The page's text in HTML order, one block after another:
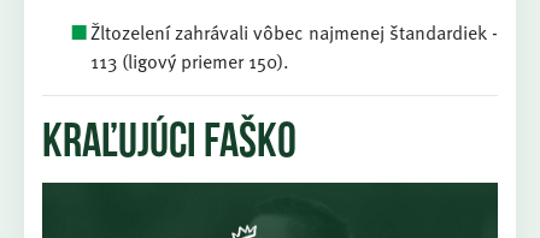
Žltozelení zahrávali vôbec najmenej štandardiek -
113 (ligový priemer 150).
Kraľujúci Faško